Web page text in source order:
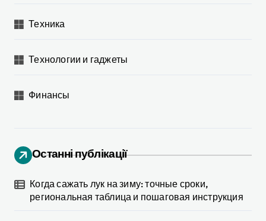
Техника
Технологии и гаджеты
Финансы
Останні публікації
Когда сажать лук на зиму: точные сроки,
региональная таблица и пошаговая инструкция